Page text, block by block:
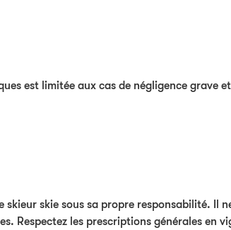
est limitée aux cas de négligence grave
skieur skie sous sa propre responsabilité. Il
Respectez les prescriptions générales en